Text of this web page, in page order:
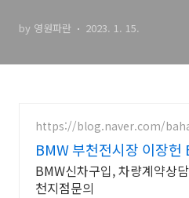
by 영원파란 2023. 1. 15.
https://blog.naver.com/
BMW 부천전시장 이장헌
BMW신차구입, 차량계약상
천지점문의